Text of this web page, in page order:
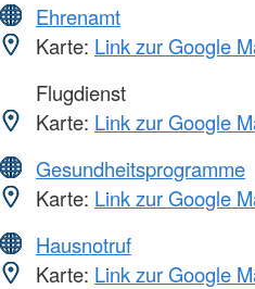
Ehrenamt
Karte: Link zur Google
Flugdienst
Karte: Link zur Google
Gesundheitsprogramme
Karte: Link zur Google
Hausnotruf
Karte: Link zur Google